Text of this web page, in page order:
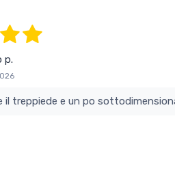
p.
mentre il treppiede e un po